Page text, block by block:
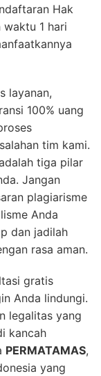
Hak
1 hari
layanan,
100% uang
tim kami.
tiga pilar
Jangan
plagiarisme
Anda
dan jadilah
rasa aman.
gratis
Anda lindungi.
legalitas yang
kancah
PERMATAMAS,
yang